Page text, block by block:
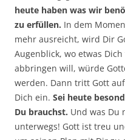
heute haben was wir
zu erfüllen. In dem
mehr ausreicht, wird Dir
Augenblick, wo etwas
abbringen will, würde
werden. Dann tritt Gott
Dich ein. Sei heute
Du brauchst. Und was Du
unterwegs! Gott ist treu